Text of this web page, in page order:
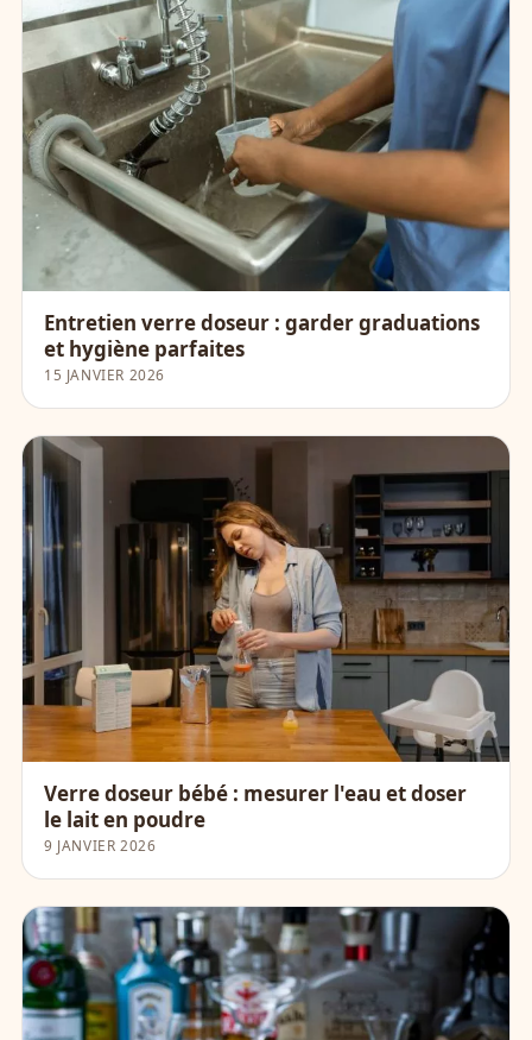
Entretien verre doseur : garder graduations
et hygiène parfaites
15 JANVIER 2026
Verre doseur bébé : mesurer l'eau et doser
le lait en poudre
9 JANVIER 2026